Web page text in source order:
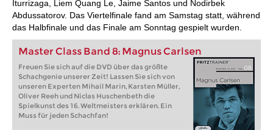
Iturrizaga, Liem Quang Le, Jaime Santos und Nodirbek
Abdussatorov. Das Viertelfinale fand am Samstag statt, während
das Halbfinale und das Finale am Sonntag gespielt wurden.
Master Class Band 8: Magnus Carlsen
Freuen Sie sich auf die DVD über das größte
Schachgenie unserer Zeit! Lassen Sie sich von
unseren Experten Mihail Marin, Karsten Müller,
Oliver Reeh und Niclas Huschenbeth die
Spielkunst des 16. Weltmeisters erklären. Ein
Muss für jeden Schachfan!